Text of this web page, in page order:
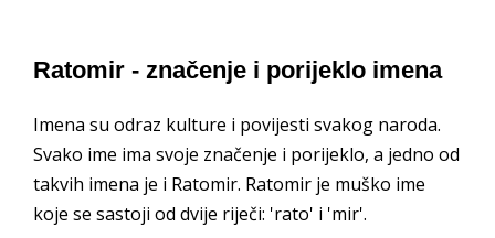
Ratomir - značenje i porijeklo imena
Imena su odraz kulture i povijesti svakog naroda.
Svako ime ima svoje značenje i porijeklo, a jedno od
takvih imena je i Ratomir. Ratomir je muško ime
koje se sastoji od dvije riječi: 'rato' i 'mir'.